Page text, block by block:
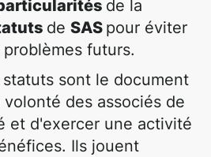
de la
deSAS pour éviter
futurs.
sont le document
des associés de
et d'exercer une activité
Ils jouent